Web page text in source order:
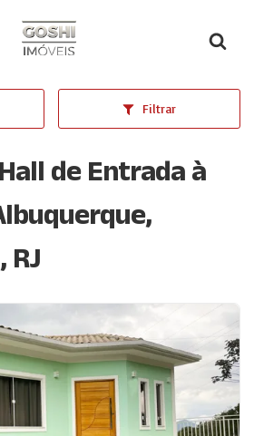
Página inicial
Filtrar
de Entrada à